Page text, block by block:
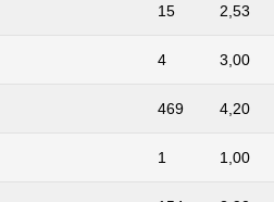
15 2,53
4 3,00
469 4,20
1 1,00